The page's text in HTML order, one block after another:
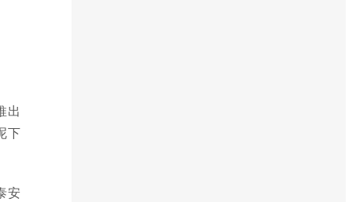
出
下
安